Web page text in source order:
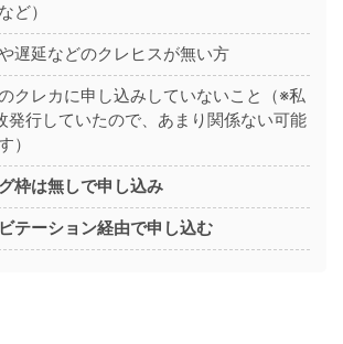
ど）
遅延などのクレヒスが無い方
クレカに申し込みしていないこと（※私
発行していたので、あまり関係ない可能
）
枠は無しで申し込み
テーション経由で申し込む